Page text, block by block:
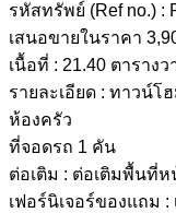
รหัสทรัพย์ (Ref no.) :
เสนอขายในราคา
เนื้อที่ : 21.40 ตาราง
รายละเอียด : ทาวน์โ
ห้องครัว
ที่จอดรถ 1 คัน
ต่อเติม : ต่อเติมพื้นที่
เฟอร์นิเจอร์ของแถม :